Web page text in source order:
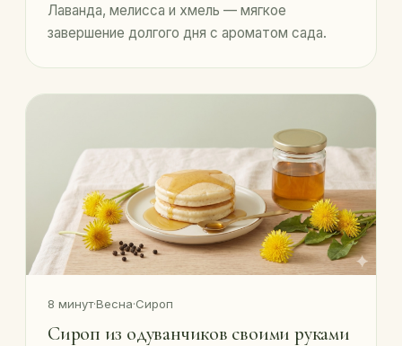
Лаванда, мелисса и хмель — мягкое
завершение долгого дня с ароматом сада.
8 минут·Весна·Сироп
Сироп из одуванчиков своими руками